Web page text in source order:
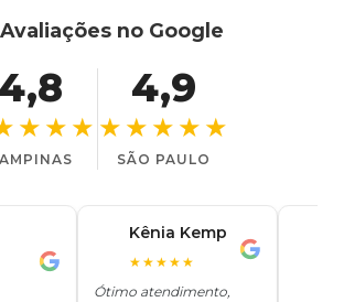
Avaliações no Google
4,8 4,9
★★★★★
SÃO PAULO
Kênia Kemp
★★★★★
Ótimo atendimento,